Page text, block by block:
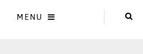
MENU